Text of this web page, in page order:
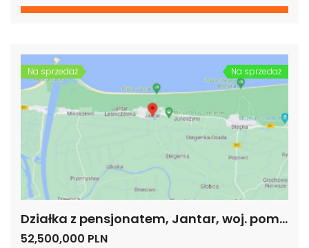
Na sprzedaż Na sprzedaż
Działka z pensjonatem, Jantar, woj. pomorskie
52,500,000 PLN